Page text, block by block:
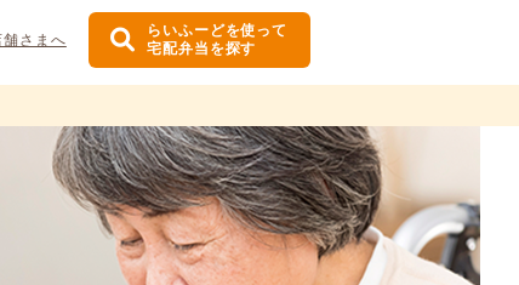
さまへ
らいふーどを使って
宅配弁当を探す